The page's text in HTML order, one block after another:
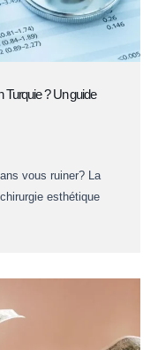
Turquie ? Un guide
vous ruiner? La
esthétique